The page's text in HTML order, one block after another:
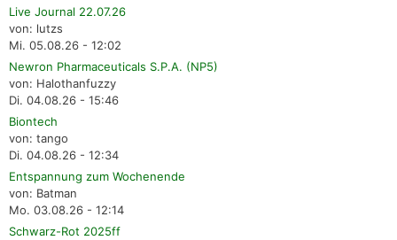
Live Journal 22.07.26
von: lutzs
Mi. 05.08.26 - 12:02
Newron Pharmaceuticals S.P.A. (NP5)
von: Halothanfuzzy
Di. 04.08.26 - 15:46
Biontech
von: tango
Di. 04.08.26 - 12:34
Entspannung zum Wochenende
von: Batman
Mo. 03.08.26 - 12:14
Schwarz-Rot 2025ff